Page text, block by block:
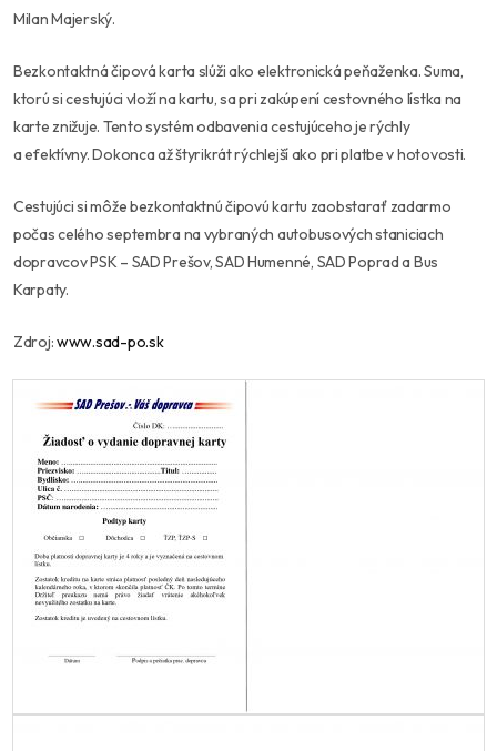
Milan Majerský.
Bezkontaktná čipová karta slúži ako elektronická peňaženka. Suma,
ktorú si cestujúci vloží na kartu, sa pri zakúpení cestovného lístka na
karte znižuje. Tento systém odbavenia cestujúceho je rýchly
a efektívny. Dokonca až štyrikrát rýchlejší ako pri platbe v hotovosti.
Cestujúci si môže bezkontaktnú čipovú kartu zaobstarať zadarmo
počas celého septembra na vybraných autobusových staniciach
dopravcov PSK – SAD Prešov, SAD Humenné, SAD Poprad a Bus
Karpaty.
Zdroj:www.sad-po.sk